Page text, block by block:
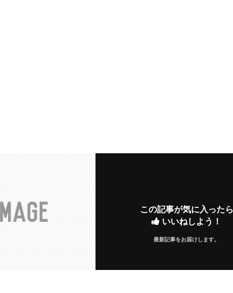
この記事が気に入ったら
いいねしよう！
最新記事をお届けします。